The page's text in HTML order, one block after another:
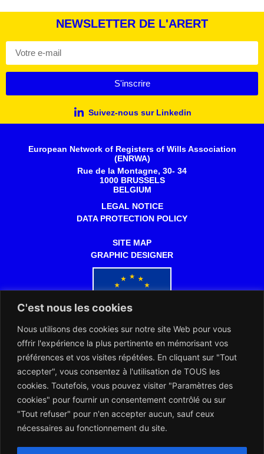
C'est nous les cookies
Nous utilisons des cookies sur notre site Web pour vous
offrir l'expérience la plus pertinente en mémorisant vos
préférences et vos visites répétées. En cliquant sur "Tout
accepter", vous consentez à l'utilisation de TOUS les
cookies. Toutefois, vous pouvez visiter "Paramètres des
cookies" pour fournir un consentement contrôlé ou sur
"Tout refuser" pour n'en accepter aucun, sauf ceux
nécessaires au fonctionnement du site.
NEWSLETTER DE L'ARERT
S'inscrire
Suivez-nous sur Linkedin
European Network of Registers of Wills Association
(ENRWA)
Rue de la Montagne, 30- 34
1000 BRUSSELS
BELGIUM
LEGAL NOTICE
DATA PROTECTION POLICY
SITE MAP
GRAPHIC DESIGNER
Co-funded by the European Commission
The ENRWA and the Notaries of Europe works together for the
benefit of the European citizens